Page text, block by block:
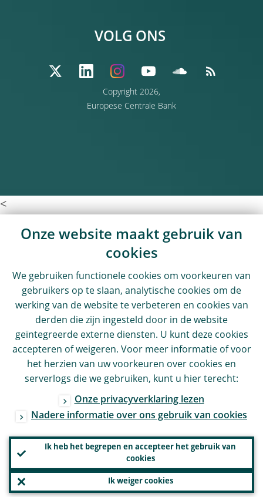
Copyright 2026,
Europese Centrale Bank
VOLG ONS
<
Onze website maakt gebruik van
cookies
We gebruiken functionele cookies om voorkeuren van
gebruikers op te slaan, analytische cookies om de
werking van de website te verbeteren en cookies van
derden die zijn ingesteld door in de website
geïntegreerde externe diensten. U kunt deze cookies
accepteren of weigeren. Voor meer informatie of voor
het herzien van uw voorkeuren over cookies en
serverlogs die we gebruiken, kunt u hier terecht:
Onze privacyverklaring lezen
Nadere informatie over ons gebruik van cookies
Ik heb het begrepen en accepteer het gebruik van
cookies
Ik weiger cookies